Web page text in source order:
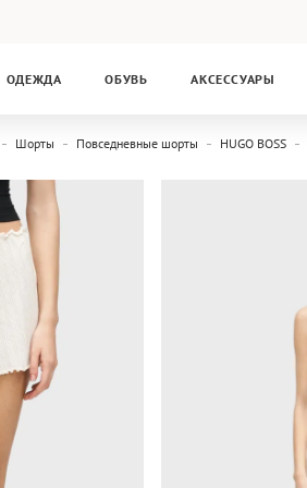
ОДЕЖДА ОБУВЬ АКСЕССУАРЫ
Шорты Повседневные шорты HUGO BOSS